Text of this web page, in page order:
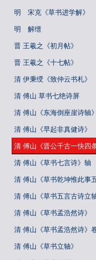
明 宋克《草书进学解》
明 解缙
晋 王羲之《初月帖》
晋 王羲之《十七帖》
清 伊秉绶《致仲云书札》
清 傅山 草书七绝诗屏
清 傅山《东海倒座崖诗轴》
清 傅山《早起非真健诗》
清 傅山《晋公千古一快四条
清 傅山《草书七言诗》轴
清 傅山《草书乾坤惟此事
清 傅山《草书五言古诗立轴
清 傅山《草书孟浩然诗》
清 傅山《草书孟浩然诗》
清 傅山《草书立轴》